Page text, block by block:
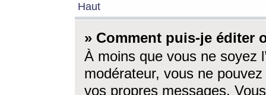
Haut
» Comment puis-je éditer
À moins que vous ne soyez
modérateur, vous ne
vos propres messages.